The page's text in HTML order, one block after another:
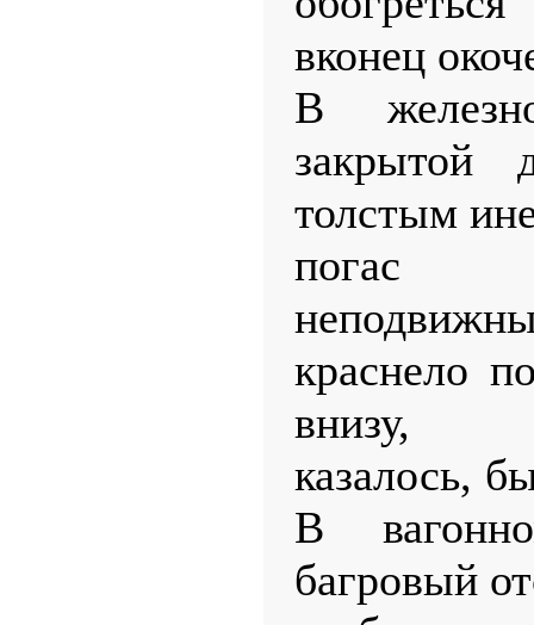
вконец
В
закрытой
толстым
погас
краснело
внизу,
казалось,
В
багровый